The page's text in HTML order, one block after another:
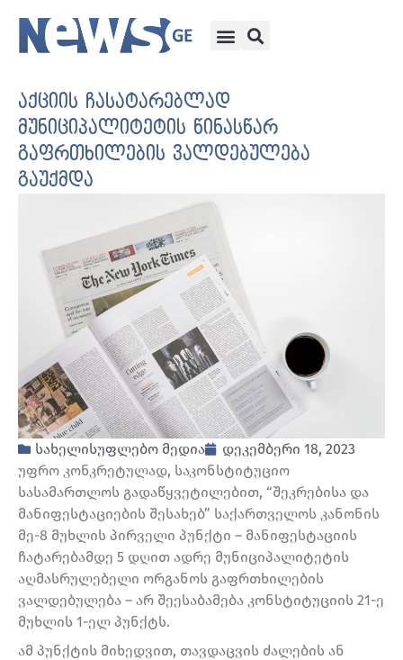
აქციის ჩასატარებლად
მუნიციპალიტეტის წინასწარ
გაფრთხილების ვალდებულება
გაუქმდა
სახელისუფლებო მედია
დეკემბერი 18, 2023
უფრო კონკრეტულად, საკონსტიტუციო
სასამართლოს გადაწყვეტილებით, “შეკრებისა და
მანიფესტაციების შესახებ” საქართველოს კანონის
მე-8 მუხლის პირველი პუნქტი – მანიფესტაციის
ჩატარებამდე 5 დღით ადრე მუნიციპალიტეტის
აღმასრულებელი ორგანოს გაფრთხილების
ვალდებულება – არ შეესაბამება კონსტიტუციის 21-ე
მუხლის 1-ელ პუნქტს.
ამ პუნქტის მიხედვით, თავდაცვის ძალების ან